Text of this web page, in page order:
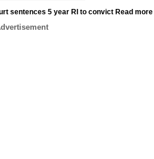
sentences 5 year RI to convict Read more